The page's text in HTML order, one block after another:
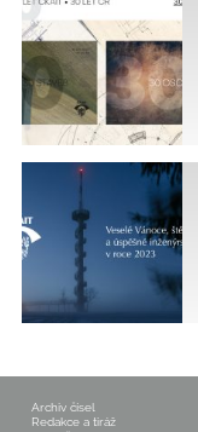
Archiv čísel
Redakce a tiráž